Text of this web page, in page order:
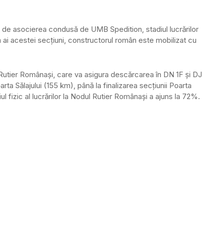
asocierea condusă de UMB Spedition, stadiul lucrărilor
ai acestei secțiuni, constructorul român este mobilizat cu
Românași, care va asigura descărcarea în DN 1F și DJ
Sălajului (155 km), până la finalizarea secțiunii Poarta
fizic al lucrărilor la Nodul Rutier Românași a ajuns la 72%.